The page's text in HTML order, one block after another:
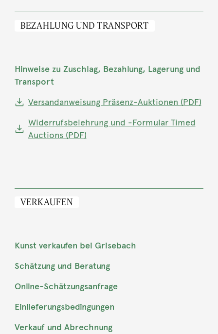
BEZAHLUNG UND TRANSPORT
Hinweise zu Zuschlag, Bezahlung, Lagerung und
Transport
Versandanweisung Präsenz-Auktionen (PDF)
Widerrufsbelehrung und -Formular Timed
Auctions (PDF)
VERKAUFEN
Kunst verkaufen bei Grisebach
Schätzung und Beratung
Online-Schätzungsanfrage
Einlieferungsbedingungen
Verkauf und Abrechnung